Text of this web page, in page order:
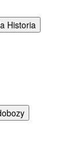
Historia